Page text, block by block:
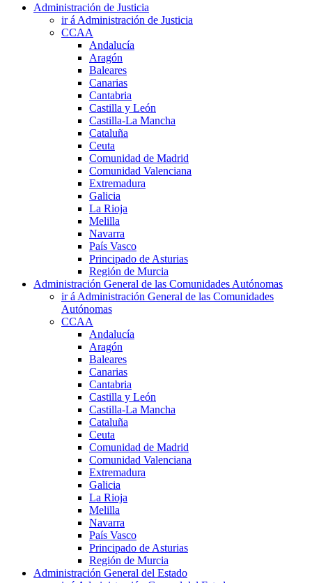
Administración de Justicia
ir á Administración de Justicia
CCAA
Andalucía
Aragón
Baleares
Canarias
Cantabria
Castilla y León
Castilla-La Mancha
Cataluña
Ceuta
Comunidad de Madrid
Comunidad Valenciana
Extremadura
Galicia
La Rioja
Melilla
Navarra
País Vasco
Principado de Asturias
Región de Murcia
Administración General de las Comunidades Autónomas
ir á Administración General de las Comunidades
Autónomas
CCAA
Andalucía
Aragón
Baleares
Canarias
Cantabria
Castilla y León
Castilla-La Mancha
Cataluña
Ceuta
Comunidad de Madrid
Comunidad Valenciana
Extremadura
Galicia
La Rioja
Melilla
Navarra
País Vasco
Principado de Asturias
Región de Murcia
Administración General del Estado